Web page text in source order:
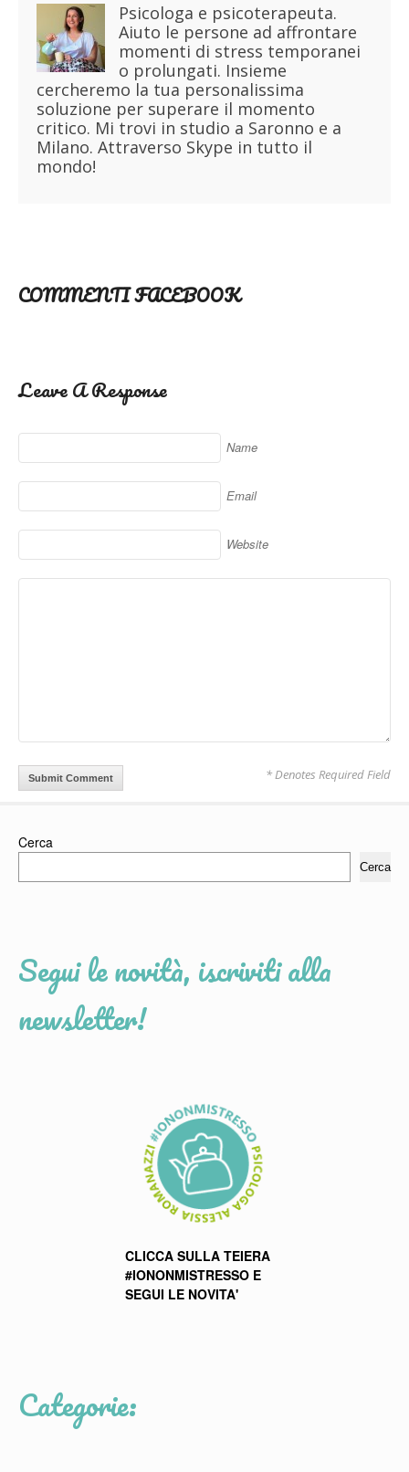
Psicologa e psicoterapeuta.
Aiuto le persone ad affrontare
momenti di stress temporanei
o prolungati. Insieme
cercheremo la tua personalissima
soluzione per superare il momento
critico. Mi trovi in studio a Saronno e a
Milano. Attraverso Skype in tutto il
mondo!
COMMENTI FACEBOOK
Leave A Response
Name
Email
Website
* Denotes Required Field
Cerca
Cerca
Segui le novità, iscriviti alla
newsletter!
CLICCA SULLA TEIERA
#IONONMISTRESSO E
SEGUI LE NOVITA'
Categorie: